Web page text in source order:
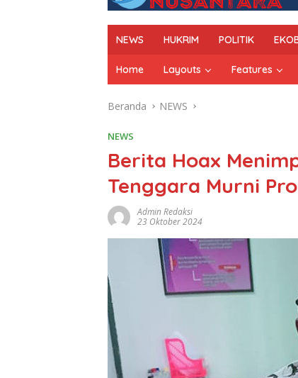
NEWS HUKRIM POLITIK
Home Layouts Features
Beranda NEWS
NEWS
Berita Hoax
Tenggara Murni
Admin Redaksi
23 Oktober 2024